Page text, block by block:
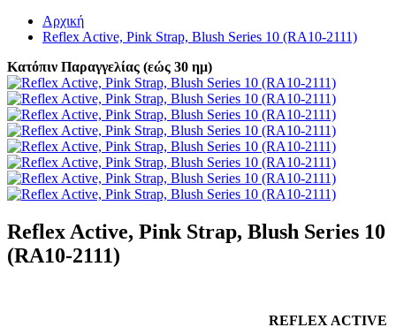
Αρχική
Reflex Active, Pink Strap, Blush Series 10 (RA10-2111)
Κατόπιν Παραγγελίας (εώς 30 ημ)
Reflex Active, Pink Strap, Blush Series 10
(RA10-2111)
REFLEX ACTIVE